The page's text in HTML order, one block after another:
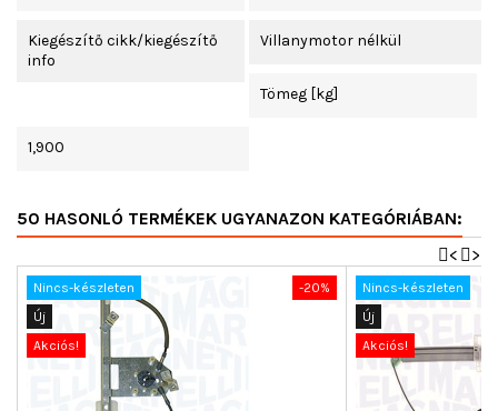
Kiegészítő cikk/kiegészítő
info
Villanymotor nélkül
Tömeg [kg]
1,900
50 HASONLÓ TERMÉKEK UGYANAZON KATEGÓRIÁBAN:
>
<
-20%
Nincs-készleten
Új
Akciós!
Nincs-készleten
Új
Akciós!